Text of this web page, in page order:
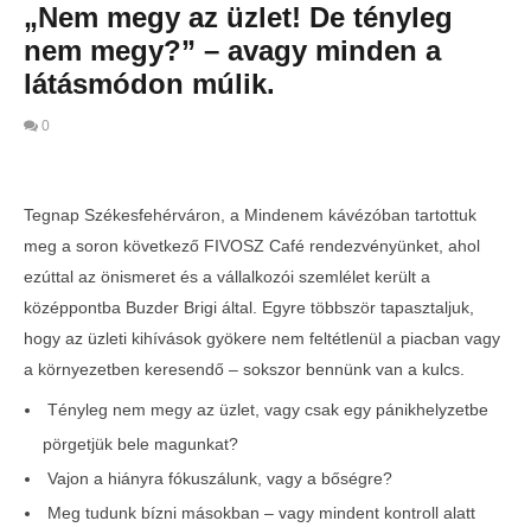
„Nem megy az üzlet! De tényleg
nem megy?” – avagy minden a
látásmódon múlik.
0
MOST NÉZED
Tegnap Székesfehérváron, a Mindenem kávézóban tartottuk
meg a soron következő FIVOSZ Café rendezvényünket, ahol
ezúttal az önismeret és a vállalkozói szemlélet került a
középpontba Buzder Brigi által. Egyre többször tapasztaljuk,
hogy az üzleti kihívások gyökere nem feltétlenül a piacban vagy
a környezetben keresendő – sokszor bennünk van a kulcs.
Tényleg nem megy az üzlet, vagy csak egy pánikhelyzetbe
pörgetjük bele magunkat?
Vajon a hiányra fókuszálunk, vagy a bőségre?
Meg tudunk bízni másokban – vagy mindent kontroll alatt